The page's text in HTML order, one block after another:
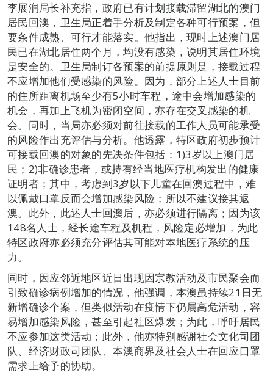
李展润局长补充指，政府已有计划接载滞留湖北的澳门
居民回澳，卫生局正着手分析及制定各种可行预案，但
要条件成熟、可行才能落实。他指出，现时上述澳门居
民已在湖北居住两个月，均没有感染，说明其居住环境
是安全的。卫生局制订各预案的前提原则是，接载过程
不应增加他们受感染的风险。因为，部分上述人士目前
的住所距离机场至少有5小时车程，途中会增加感染的
机会，再加上飞机为密闭空间，亦存在交叉感染的机
会。同时，当局亦必须对前往接载的工作人员可能承受
的风险作出充评估与分析。他透露，特区政府初步预计
可接载回澳的对象的先决条件包括：1)3岁以上澳门居
民；2)非确诊患者，或持有经当地医疗机构发出的健康
证明者；其中，考虑到3岁以下儿童在回澳过程中，难
以佩戴口罩反而会增加感染风险；所以不建议接其返
澳。此外，此述人士回澳后，亦必须进行隔离；因为该
148名人士，经长途车程及机程，风险定必增加，为此
特区政府亦必须充分评估其可能对本地医疗系统的压
力。
同时，因应邻近地区近日出现因宗教活动及市民聚会而
引致确诊病例增加的情况，他强调，本澳虽持续21日无
新增确诊个案，但类似活动在疫情下仍属高危活动，容
易增加感染风险，甚至引起社区爆发；为此，呼吁居民
不应参加这类活动；此外，他亦特别感谢社会文化司团
队、经济财政司团队、本澳商界及社会人士在回应口罩
需求上给予的协助。